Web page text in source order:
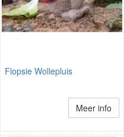
Flopsie Wollepluis
Meer info